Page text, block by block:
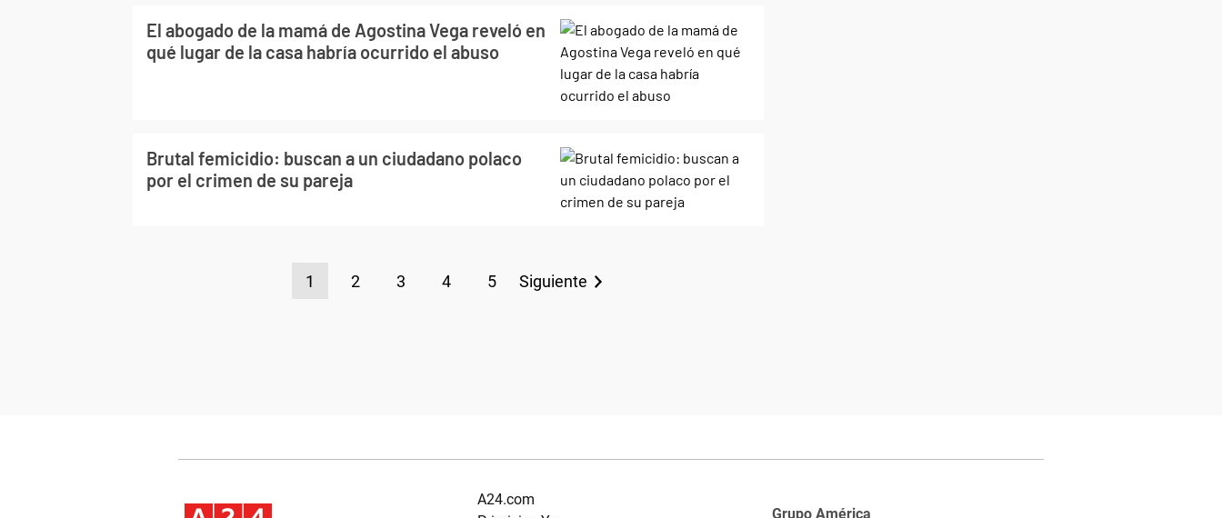
El abogado de la mamá de Agostina Vega reveló en
qué lugar de la casa habría ocurrido el abuso
Brutal femicidio: buscan a un ciudadano polaco
por el crimen de su pareja
1 2 3 4 5 Siguiente
A24.com
Grupo América